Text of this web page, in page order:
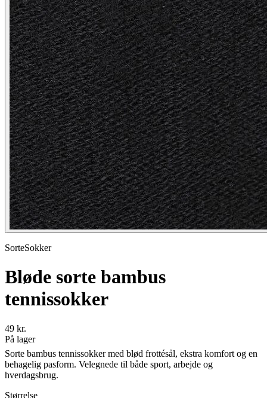
SorteSokker
Bløde sorte bambus
tennissokker
49 kr.
På lager
Sorte bambus tennissokker med blød frottésål, ekstra komfort og en
behagelig pasform. Velegnede til både sport, arbejde og
hverdagsbrug.
Størrelse